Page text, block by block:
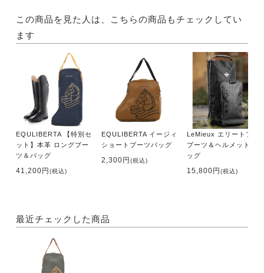
この商品を見た人は、こちらの商品もチェックしてい
ます
EQULIBERTA 【特別セ
ット】本革 ロングブー
ツ＆バッグ
41,200円(税込)
EQULIBERTA イージィ
ショートブーツバッグ
2,300円(税込)
LeMieux エリートプロ
ブーツ＆ヘルメット バ
ッグ
15,800円(税込)
最近チェックした商品